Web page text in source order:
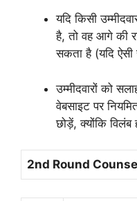
यदि किसी
है, तो वह आगे की
सकता है (यदि ऐसी
उम्मीदवारों को
वेबसाइट पर
छोड़ें, क्योंकि विलंब
2nd Round